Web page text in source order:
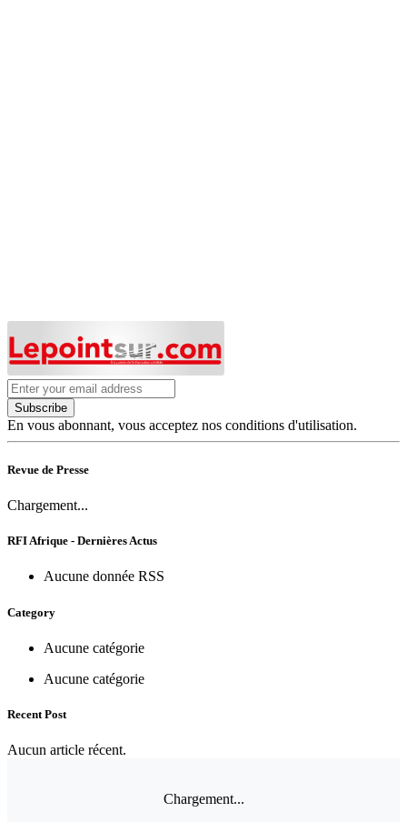
Subscribe
En vous abonnant, vous acceptez nos conditions d'utilisation.
Revue de Presse
Chargement...
RFI Afrique - Dernières Actus
Aucune donnée RSS
Category
Aucune catégorie
Aucune catégorie
Recent Post
Aucun article récent.
Chargement...